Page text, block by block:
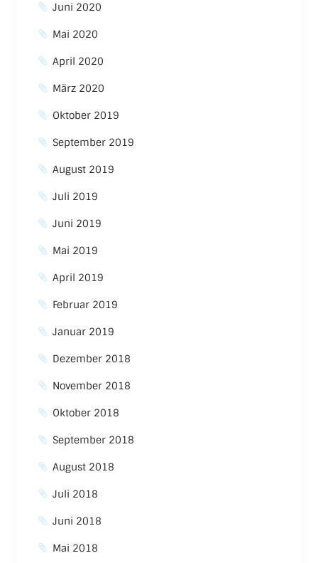
Juni 2020
Mai 2020
April 2020
März 2020
Oktober 2019
September 2019
August 2019
Juli 2019
Juni 2019
Mai 2019
April 2019
Februar 2019
Januar 2019
Dezember 2018
November 2018
Oktober 2018
September 2018
August 2018
Juli 2018
Juni 2018
Mai 2018